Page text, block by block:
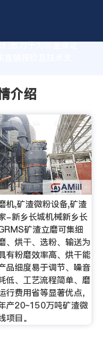
致力于为您量身定
销报价及技术支
介绍
机,矿渣微粉设备,矿渣
-新乡长城机械新乡长
矿渣立磨可集细
、烘干、选粉、输送为
有粉磨效率高、烘干能
品细度易于调节、噪音
低、工艺流程简单、磨
行费用省等显著优点，
产20~150万吨矿渣微
项目。